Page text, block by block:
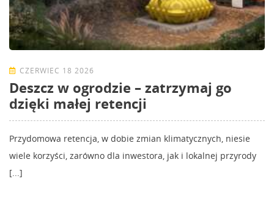
CZERWIEC 18 2026
Deszcz w ogrodzie – zatrzymaj go
dzięki małej retencji
Przydomowa retencja, w dobie zmian klimatycznych, niesie
wiele korzyści, zarówno dla inwestora, jak i lokalnej przyrody
[...]